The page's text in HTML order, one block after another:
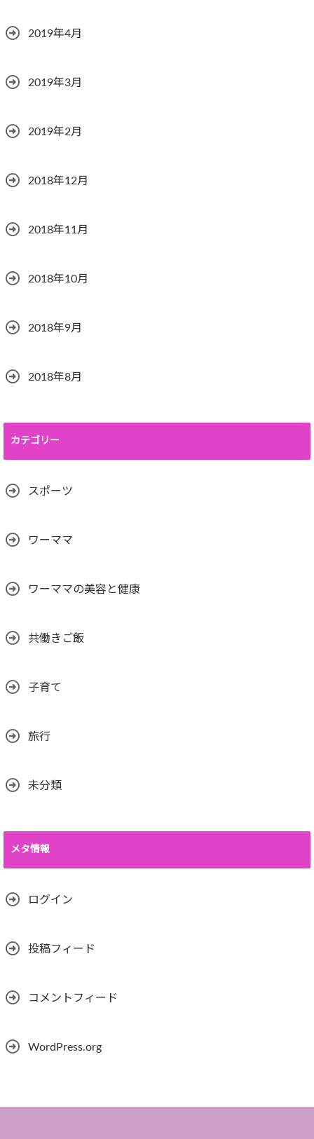
2019年4月
2019年3月
2019年2月
2018年12月
2018年11月
2018年10月
2018年9月
2018年8月
カテゴリー
スポーツ
ワーママ
ワーママの美容と健康
共働きご飯
子育て
旅行
未分類
メタ情報
ログイン
投稿フィード
コメントフィード
WordPress.org